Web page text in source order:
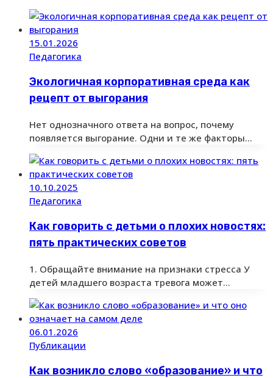
15.01.2026
Педагогика
Экологичная корпоративная среда как
рецепт от выгорания
Нет однозначного ответа на вопрос, почему
появляется выгорание. Одни и те же факторы…
10.10.2025
Педагогика
Как говорить с детьми о плохих новостях:
пять практических советов
1. Обращайте внимание на признаки стресса У
детей младшего возраста тревога может…
06.01.2026
Публикации
Как возникло слово «образование» и что